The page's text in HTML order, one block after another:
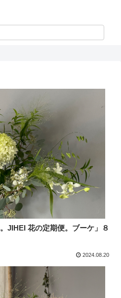
JIHEI 花の定期便。ブーケ」８
2024.08.20